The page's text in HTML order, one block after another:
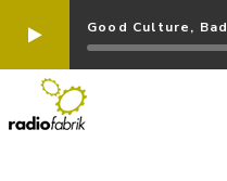
Good Culture, Bad